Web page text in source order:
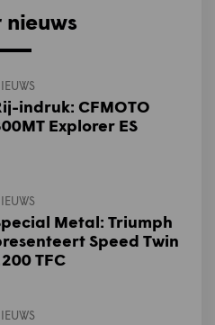
nieuws
indruk: CFMOTO
Explorer ES
Metal: Triumph
Speed Twin
TFC